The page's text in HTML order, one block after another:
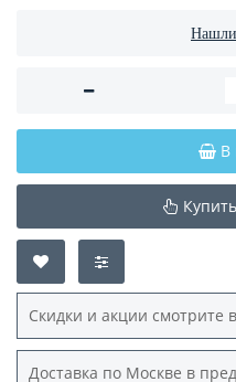
Нашли
В
Скидки и акции смотрите
Доставка по Москве в